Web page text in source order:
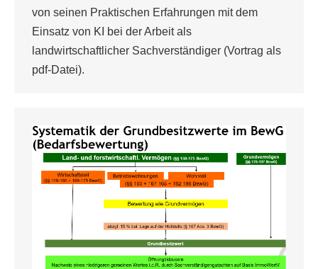
von seinen Praktischen Erfahrungen mit dem
Einsatz von KI bei der Arbeit als
landwirtschaftlicher Sachverständiger (Vortrag als
pdf-Datei).